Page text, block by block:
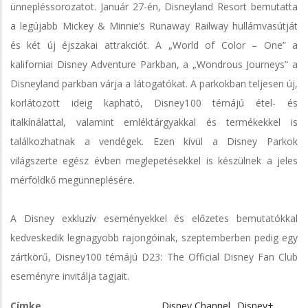
ünnepléssorozatot. Január 27-én, Disneyland Resort bemutatta
a legújabb Mickey & Minnie’s Runaway Railway hullámvasútját
és két új éjszakai attrakciót. A „World of Color – One” a
kaliforniai Disney Adventure Parkban, a „Wondrous Journeys” a
Disneyland parkban várja a látogatókat. A parkokban teljesen új,
korlátozott ideig kapható, Disney100 témájú étel- és
italkínálattal, valamint emléktárgyakkal és termékekkel is
találkozhatnak a vendégek. Ezen kívül a Disney Parkok
világszerte egész évben meglepetésekkel is készülnek a jeles
mérföldkő megünneplésére.
A Disney exkluzív eseményekkel és előzetes bemutatókkal
kedveskedik legnagyobb rajongóinak, szeptemberben pedig egy
zártkörű, Disney100 témájú D23: The Official Disney Fan Club
eseményre invitálja tagjait.